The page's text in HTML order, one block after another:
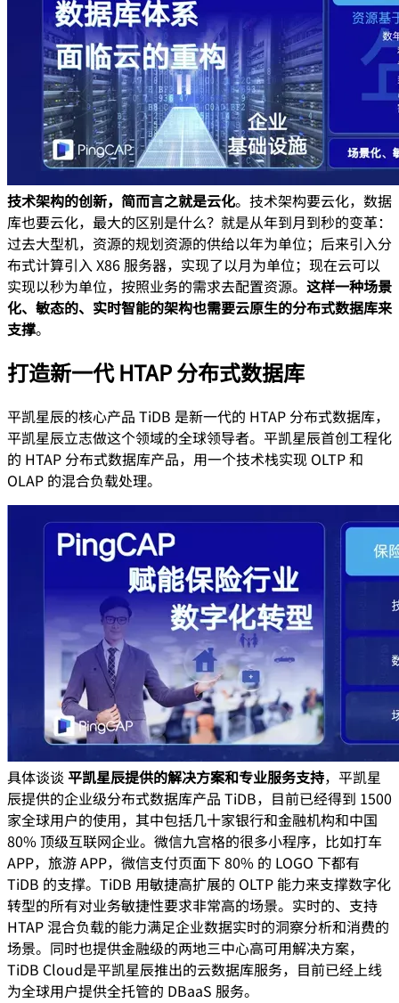
技术架构的创新，简而言之就是云化。技术架构要云化，数据
库也要云化，最大的区别是什么？就是从年到月到秒的变革：
过去大型机，资源的规划资源的供给以年为单位；后来引入分
布式计算引入 X86 服务器，实现了以月为单位；现在云可以
实现以秒为单位，按照业务的需求去配置资源。 这样一种场景
化、敏态的、实时智能的架构也需要云原生的分布式数据库来
支撑。
打造新一代 HTAP 分布式数据库
平凯星辰的核心产品 TiDB 是新一代的 HTAP 分布式数据库，
平凯星辰立志做这个领域的全球领导者。平凯星辰首创工程化
的 HTAP 分布式数据库产品，用一个技术栈实现 OLTP 和
OLAP 的混合负载处理。
具体谈谈 平凯星辰提供的解决方案和专业服务支持，平凯星
辰提供的企业级分布式数据库产品 TiDB，目前已经得到 1500
家全球用户的使用，其中包括几十家银行和金融机构和中国
80% 顶级互联网企业。微信九宫格的很多小程序，比如打车
APP，旅游 APP，微信支付页面下 80% 的 LOGO 下都有
TiDB 的支撑。TiDB 用敏捷高扩展的 OLTP 能力来支撑数字化
转型的所有对业务敏捷性要求非常高的场景。实时的、支持
HTAP 混合负载的能力满足企业数据实时的洞察分析和消费的
场景。同时也提供金融级的两地三中心高可用解决方案，
TiDB Cloud是平凯星辰推出的云数据库服务，目前已经上线
为全球用户提供全托管的 DBaaS 服务。